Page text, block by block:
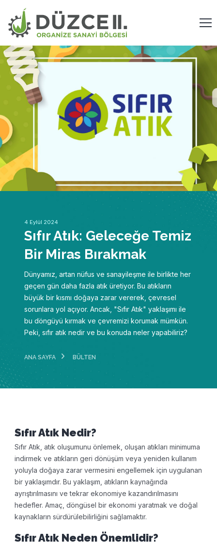
4 Eylül 2024
Sıfır Atık: Geleceğe Temiz
Bir Miras Bırakmak
Dünyamız, artan nüfus ve sanayileşme ile birlikte her
geçen gün daha fazla atık üretiyor. Bu atıkların
büyük bir kısmı doğaya zarar vererek, çevresel
sorunlara yol açıyor. Ancak, "Sıfır Atık" yaklaşımı ile
bu döngüyü kırmak ve çevremizi korumak mümkün.
Peki, sıfır atık nedir ve bu konuda neler yapabiliriz?
ANA SAYFA BÜLTEN
Sıfır Atık Nedir?
Sıfır Atık, atık oluşumunu önlemek, oluşan atıkları minimuma
indirmek ve atıkların geri dönüşüm veya yeniden kullanım
yoluyla doğaya zarar vermesini engellemek için uygulanan
bir yaklaşımdır. Bu yaklaşım, atıkların kaynağında
ayrıştırılmasını ve tekrar ekonomiye kazandırılmasını
hedefler. Amaç, döngüsel bir ekonomi yaratmak ve doğal
kaynakların sürdürülebilirliğini sağlamaktır.
Sıfır Atık Neden Önemlidir?